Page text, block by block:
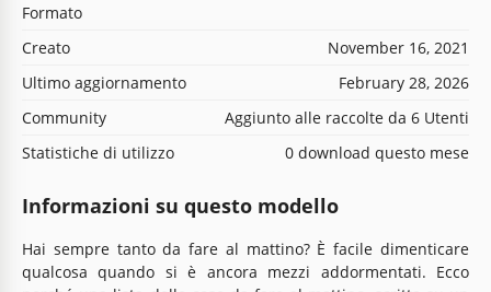
Formato
Creato
November 16, 2021
Ultimo aggiornamento
February 28, 2026
Community
Aggiunto alle raccolte da 6 Utenti
Statistiche di utilizzo
0 download questo mese
Informazioni su questo modello
Hai sempre tanto da fare al mattino? È facile dimenticare
qualcosa quando si è ancora mezzi addormentati. Ecco